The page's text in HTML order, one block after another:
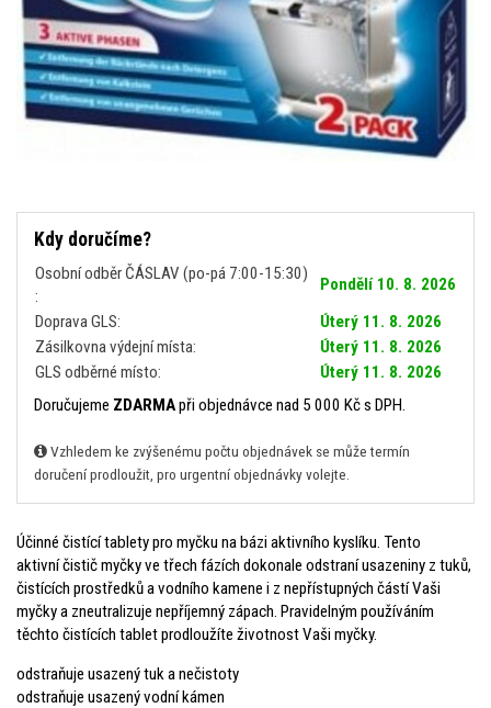
Kdy doručíme?
Osobní odběr ČÁSLAV (po-pá 7:00-15:30)
:
Pondělí 10. 8. 2026
Doprava GLS:
Úterý 11. 8. 2026
Zásilkovna výdejní místa:
Úterý 11. 8. 2026
GLS odběrné místo:
Úterý 11. 8. 2026
Doručujeme ZDARMApři objednávce nad 5 000 Kč s DPH.
Vzhledem ke zvýšenému počtu objednávek se může termín
doručení prodloužit, pro urgentní objednávky volejte.
Účinné čistící tablety pro myčku na bázi aktivního kyslíku. Tento
aktivní čistič myčky ve třech fázích dokonale odstraní usazeniny z tuků,
čistících prostředků a vodního kamene i z nepřístupných částí Vaši
myčky a zneutralizuje nepříjemný zápach. Pravidelným používáním
těchto čistících tablet prodloužíte životnost Vaši myčky.
odstraňuje usazený tuk a nečistoty
odstraňuje usazený vodní kámen